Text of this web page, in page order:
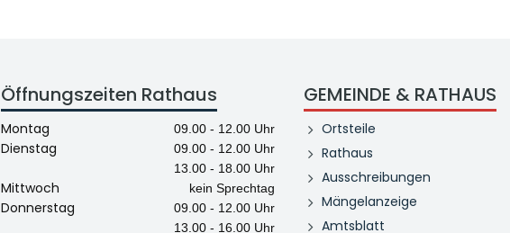
Öffnungszeiten Rathaus
Montag 09.00 - 12.00 Uhr
Dienstag
09.00 - 12.00 Uhr
13.00 - 18.00 Uhr
Mittwoch kein Sprechtag
Donnerstag
09.00 - 12.00 Uhr
13.00 - 16.00 Uhr
GEMEINDE & RATHAUS
Ortsteile
Rathaus
Ausschreibungen
Mängelanzeige
Amtsblatt